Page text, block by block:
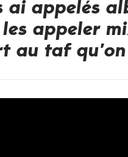
ai appelés
appeler
au taf